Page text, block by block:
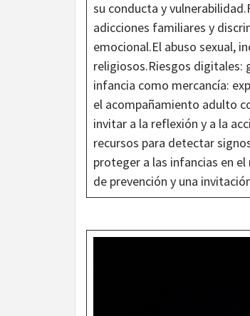
su conducta y
adicciones familiares y
emocional.El abuso sexual,
religiosos.Riesgos digitales:
infancia como mercancía:
el acompañamiento adulto
invitar a la reflexión y a la
recursos para detectar
proteger a las infancias en
de prevención y una